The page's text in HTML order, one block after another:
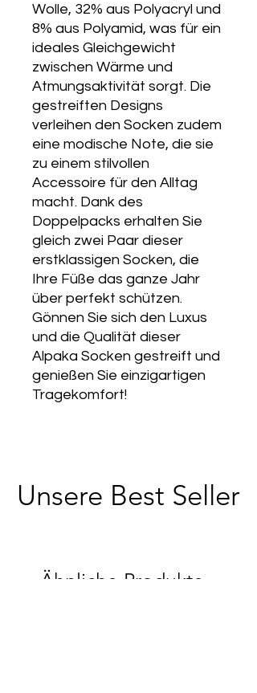
Wolle, 32% aus Polyacryl und
8% aus Polyamid, was für ein
ideales Gleichgewicht
zwischen Wärme und
Atmungsaktivität sorgt. Die
gestreiften Designs
verleihen den Socken zudem
eine modische Note, die sie
zu einem stilvollen
Accessoire für den Alltag
macht. Dank des
Doppelpacks erhalten Sie
gleich zwei Paar dieser
erstklassigen Socken, die
Ihre Füße das ganze Jahr
über perfekt schützen.
Gönnen Sie sich den Luxus
und die Qualität dieser
Alpaka Socken gestreift und
genießen Sie einzigartigen
Tragekomfort!
Unsere Best Seller
Ähnliche Produkte